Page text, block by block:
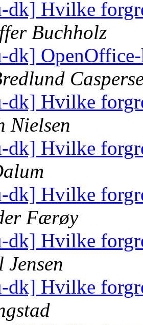
dk] Hvilke
Buchholz
dk]
dk] Hvilke
Nielsen
dk] Hvilke
dk] Hvilke
Færøy
dk] Hvilke
dk] Hvilke